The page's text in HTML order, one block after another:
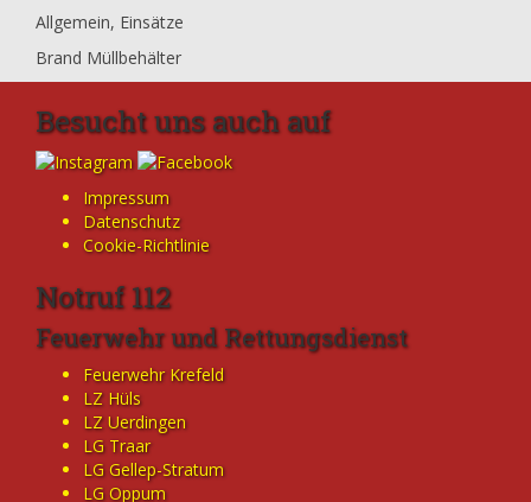
Allgemein, Einsätze
Brand Müllbehälter
Besucht uns auch auf
Impressum
Datenschutz
Cookie-Richtlinie
Notruf 112
Feuerwehr und Rettungsdienst
Feuerwehr Krefeld
LZ Hüls
LZ Uerdingen
LG Traar
LG Gellep-Stratum
LG Oppum